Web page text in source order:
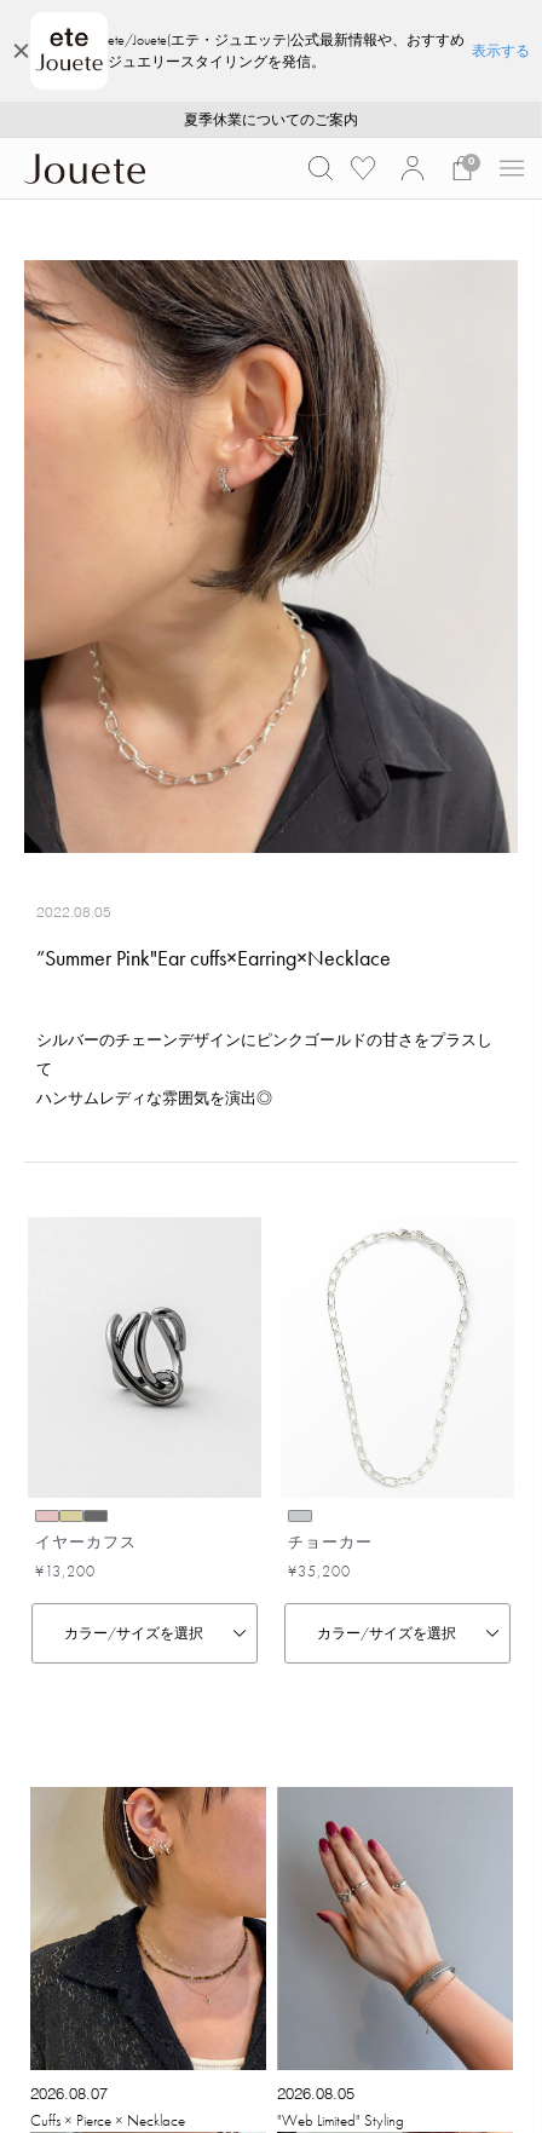
ete/Jouete(エテ・ジュエッテ)公式最新情報や、おすすめ
ジュエリースタイリングを発信。
表示する
採用のご案内
ご注文いただいたお品物のお届け状況について
夏季休業についてのご案内
WEB LIMITED ITEMS >>
採用のご案内
ご注文いただいたお品物のお届け状況について
0
2022.08.05
”Summer Pink"Ear cuffs×Earring×Necklace
シルバーのチェーンデザインにピンクゴールドの甘さをプラスし
て
ハンサムレディな雰囲気を演出◎
イヤーカフス
¥13,200
カラー/サイズを選択
チョーカー
¥35,200
カラー/サイズを選択
2026.08.07
Cuffs × Pierce × Necklace
2026.08.05
"Web Limited" Styling